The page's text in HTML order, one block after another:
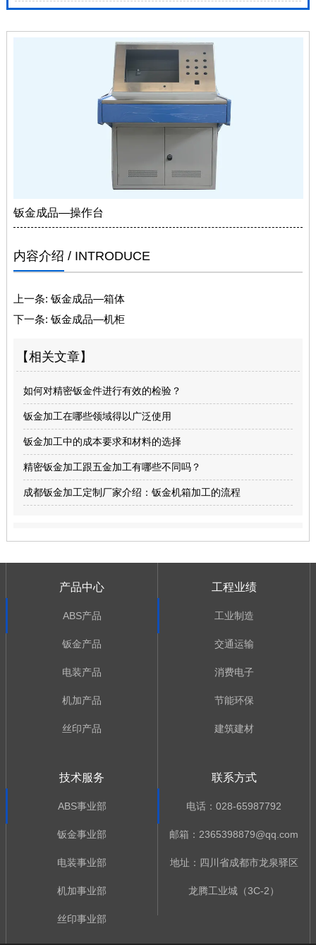
钣金成品—操作台
内容介绍 / INTRODUCE
上一条: 钣金成品—箱体
下一条: 钣金成品—机柜
【相关文章】
如何对精密钣金件进行有效的检验？
钣金加工在哪些领域得以广泛使用
钣金加工中的成本要求和材料的选择
精密钣金加工跟五金加工有哪些不同吗？
成都钣金加工定制厂家介绍：钣金机箱加工的流程
产品中心
ABS产品
钣金产品
电装产品
机加产品
丝印产品
工程业绩
工业制造
交通运输
消费电子
节能环保
建筑建材
技术服务
ABS事业部
钣金事业部
电装事业部
机加事业部
丝印事业部
联系方式
电话：028-65987792
邮箱：2365398879@qq.com
地址：四川省成都市龙泉驿区
龙腾工业城（3C-2）